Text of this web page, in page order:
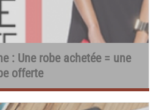
: Une robe achetée = une
offerte